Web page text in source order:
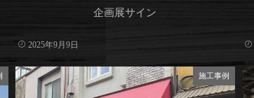
企画展サイン
2025年9月9日
施工事例